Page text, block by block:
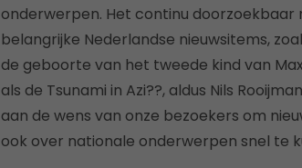
onderwerpen. Het continu
belangrijke Nederlandse nieuwsitems,
de geboorte van het tweede kind van
als de Tsunami in Azi??, aldus Nils
aan de wens van onze bezoekers om
ook over nationale onderwerpen snel te